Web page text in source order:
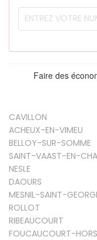
Faire des
CAVILLON
ACHEUX-EN-VIMEU
BELLOY-SUR-SOMME
SAINT-VAAST-EN-
NESLE
DAOURS
MESNIL-SAINT-
ROLLOT
RIBEAUCOURT
FOUCAUCOURT-